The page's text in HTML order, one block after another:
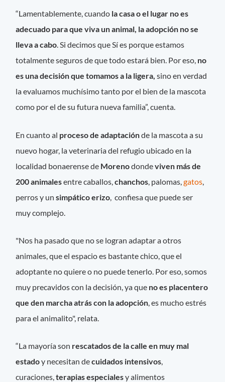
“Lamentablemente, cuando la casa o el lugar no es
adecuado para que viva un animal, la adopción no se
lleva a cabo. Si decimos que Sí es porque estamos
totalmente seguros de que todo estará bien. Por eso, no
es una decisión que tomamos a la ligera,sino en verdad
la evaluamos muchísimo tanto por el bien de la mascota
como por el de su futura nueva familia”, cuenta.
En cuanto al proceso de adaptaciónde la mascota a su
nuevo hogar, la veterinaria del refugio ubicado en la
localidad bonaerense de Morenodondeviven más de
200 animalesentre caballos,chanchos , palomas,gatos
perros y unsimpático erizo , confiesa que puede ser
muy complejo.
"Nos ha pasado que no se logran adaptar a otros
animales, que el espacio es bastante chico, que el
adoptante no quiere o no puede tenerlo. Por eso, somos
muy precavidos con la decisión, ya que no es placentero
que den marcha atrás con la adopción , es mucho estrés
para el animalito", relata.
“La mayoría son rescatados de la calle en muy mal
estadoy necesitan decuidados intensivos,
curaciones,terapias especialesy alimentos